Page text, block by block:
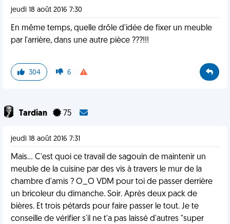
jeudi 18 août 2016 7:30
En même temps, quelle drôle d'idée de fixer un meuble
par l'arrière, dans une autre pièce ???!!!
304 6
Tardian 75
jeudi 18 août 2016 7:31
Mais… C'est quoi ce travail de sagouin de maintenir un
meuble de la cuisine par des vis à travers le mur de la
chambre d'amis ? O_O VDM pour toi de passer derrière
un bricoleur du dimanche. Soir. Après deux pack de
bières. Et trois pétards pour faire passer le tout. Je te
conseille de vérifier s'il ne t'a pas laissé d'autres "super